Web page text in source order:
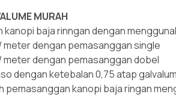
MURAH
kanopi baja rinngan dengan
meter dengan pemasanggan single
meter dengan pemasanggan dobel
dengan ketebalan 0,75 atap
pemasanggan kanopi baja ringan